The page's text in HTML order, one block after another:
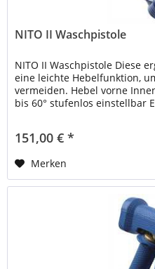
NITO II Waschpistole
NITO II Waschpistole Diese
eine leichte Hebelfunktion,
vermeiden. Hebel vorne
bis 60° stufenlos einstellbar
151,00 € *
Merken